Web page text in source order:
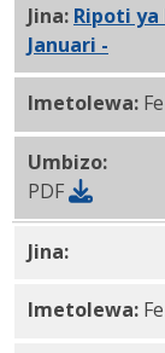
Jina: Ripoti ya
Januari -
Imetolewa:
Umbizo:
PDF
Jina:Ajenda
Imetolewa: